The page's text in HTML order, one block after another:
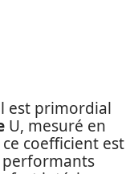
est primordial
U, mesuré en
coefficient est
performants